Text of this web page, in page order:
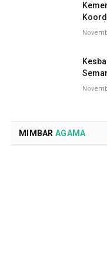
MIMBAR AGAMA